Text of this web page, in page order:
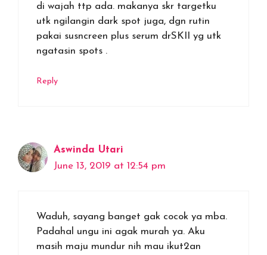
di wajah ttp ada. makanya skr targetku
utk ngilangin dark spot juga, dgn rutin
pakai susncreen plus serum drSKII yg utk
ngatasin spots .
Reply
Aswinda Utari
June 13, 2019 at 12:54 pm
Waduh, sayang banget gak cocok ya mba.
Padahal ungu ini agak murah ya. Aku
masih maju mundur nih mau ikut2an